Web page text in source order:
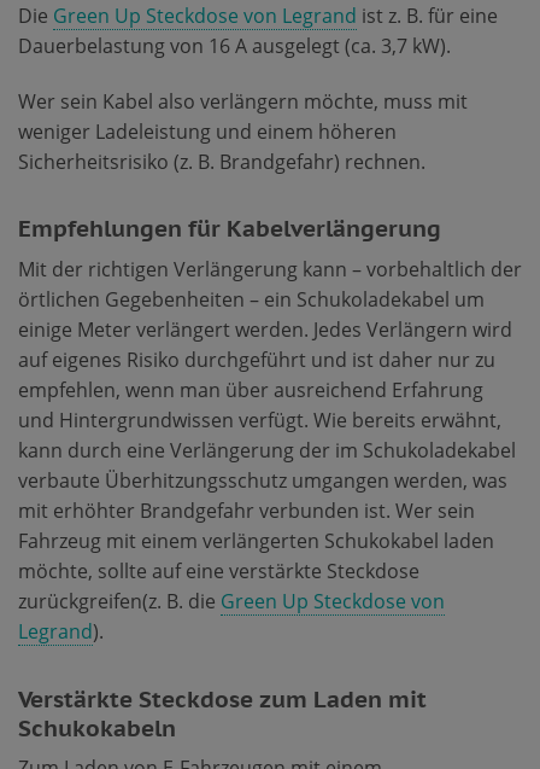
Die Green Up Steckdose von Legrand ist z. B. für eine
Dauerbelastung von 16 A ausgelegt (ca. 3,7 kW).
Wer sein Kabel also verlängern möchte, muss mit
weniger Ladeleistung und einem höheren
Sicherheitsrisiko (z. B. Brandgefahr) rechnen.
Empfehlungen für Kabelverlängerung
Mit der richtigen Verlängerung kann – vorbehaltlich der
örtlichen Gegebenheiten – ein Schukoladekabel um
einige Meter verlängert werden. Jedes Verlängern wird
auf eigenes Risiko durchgeführt und ist daher nur zu
empfehlen, wenn man über ausreichend Erfahrung
und Hintergrundwissen verfügt. Wie bereits erwähnt,
kann durch eine Verlängerung der im Schukoladekabel
verbaute Überhitzungsschutz umgangen werden, was
mit erhöhter Brandgefahr verbunden ist. Wer sein
Fahrzeug mit einem verlängerten Schukokabel laden
möchte, sollte auf eine verstärkte Steckdose
zurückgreifen(z. B. die Green Up Steckdose von
Legrand).
Verstärkte Steckdose zum Laden mit
Schukokabeln